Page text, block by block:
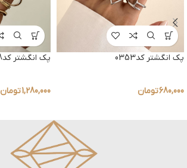
پک انگشتر کد0353
680,000تومان
پک انگشتر کد0348
1,280,000تومان